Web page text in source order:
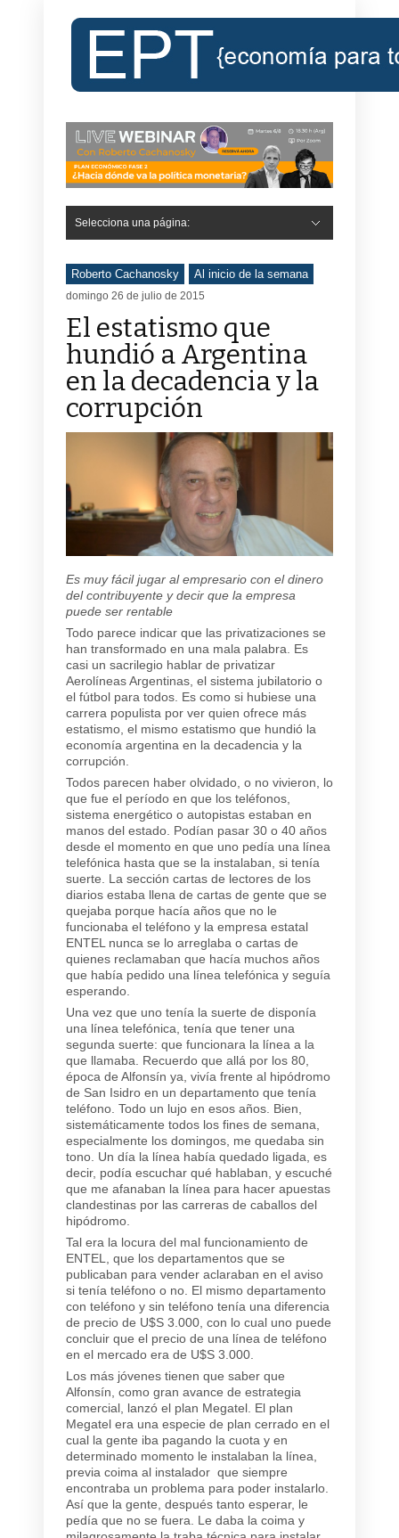
Selecciona una página:
Roberto Cachanosky Al inicio de la semana
domingo 26 de julio de 2015
El estatismo que
hundió a Argentina
en la decadencia y la
corrupción
Es muy fácil jugar al empresario con el dinero
del contribuyente y decir que la empresa
puede ser rentable
Todo parece indicar que las privatizaciones se
han transformado en una mala palabra. Es
casi un sacrilegio hablar de privatizar
Aerolíneas Argentinas, el sistema jubilatorio o
el fútbol para todos. Es como si hubiese una
carrera populista por ver quien ofrece más
estatismo, el mismo estatismo que hundió la
economía argentina en la decadencia y la
corrupción.
Todos parecen haber olvidado, o no vivieron, lo
que fue el período en que los teléfonos,
sistema energético o autopistas estaban en
manos del estado. Podían pasar 30 o 40 años
desde el momento en que uno pedía una línea
telefónica hasta que se la instalaban, si tenía
suerte. La sección cartas de lectores de los
diarios estaba llena de cartas de gente que se
quejaba porque hacía años que no le
funcionaba el teléfono y la empresa estatal
ENTEL nunca se lo arreglaba o cartas de
quienes reclamaban que hacía muchos años
que había pedido una línea telefónica y seguía
esperando.
Una vez que uno tenía la suerte de disponía
una línea telefónica, tenía que tener una
segunda suerte: que funcionara la línea a la
que llamaba. Recuerdo que allá por los 80,
época de Alfonsín ya, vivía frente al hipódromo
de San Isidro en un departamento que tenía
teléfono. Todo un lujo en esos años. Bien,
sistemáticamente todos los fines de semana,
especialmente los domingos, me quedaba sin
tono. Un día la línea había quedado ligada, es
decir, podía escuchar qué hablaban, y escuché
que me afanaban la línea para hacer apuestas
clandestinas por las carreras de caballos del
hipódromo.
Tal era la locura del mal funcionamiento de
ENTEL, que los departamentos que se
publicaban para vender aclaraban en el aviso
si tenía teléfono o no. El mismo departamento
con teléfono y sin teléfono tenía una diferencia
de precio de U$S 3.000, con lo cual uno puede
concluir que el precio de una línea de teléfono
en el mercado era de U$S 3.000.
Los más jóvenes tienen que saber que
Alfonsín, como gran avance de estrategia
comercial, lanzó el plan Megatel. El plan
Megatel era una especie de plan cerrado en el
cual la gente iba pagando la cuota y en
determinado momento le instalaban la línea,
previa coima al instalador que siempre
encontraba un problema para poder instalarlo.
Así que la gente, después tanto esperar, le
pedía que no se fuera. Le daba la coima y